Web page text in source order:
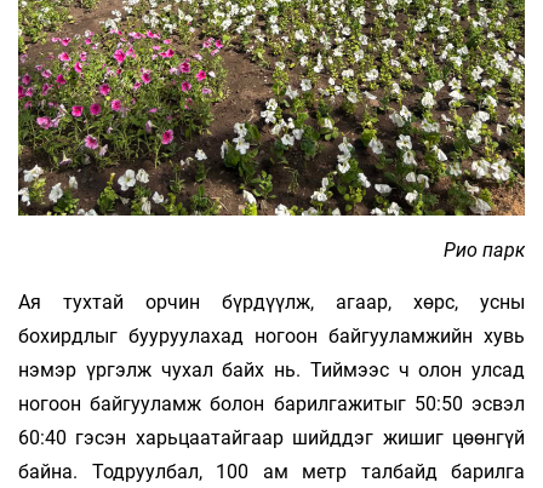
Рио парк
Ая тухтай орчин бүрдүүлж, агаар, хөрс, усны
бохирдлыг бууруулахад ногоон байгууламжийн хувь
нэмэр үргэлж чухал байх нь. Тиймээс ч олон улсад
ногоон байгууламж болон барилгажитыг 50:50 эсвэл
60:40 гэсэн харьцаатайгаар шийддэг жишиг цөөнгүй
байна. Тодруулбал, 100 ам метр талбайд барилга